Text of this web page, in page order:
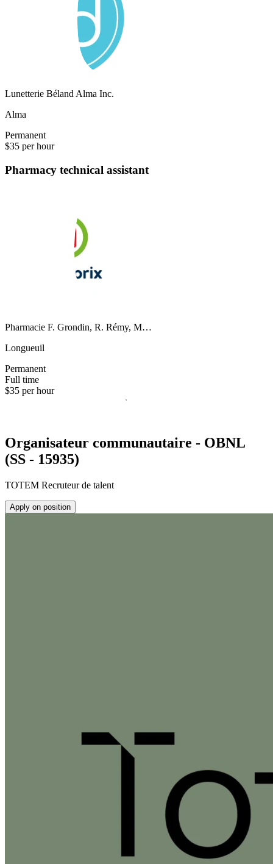
Lunetterie Béland Alma Inc.
Alma
Permanent
$35 per hour
Pharmacy technical assistant
Pharmacie F. Grondin, R. Rémy, M…
Longueuil
Permanent
Full time
$35 per hour
Organisateur communautaire - OBNL
(SS - 15935)
TOTEM Recruteur de talent
Apply on position